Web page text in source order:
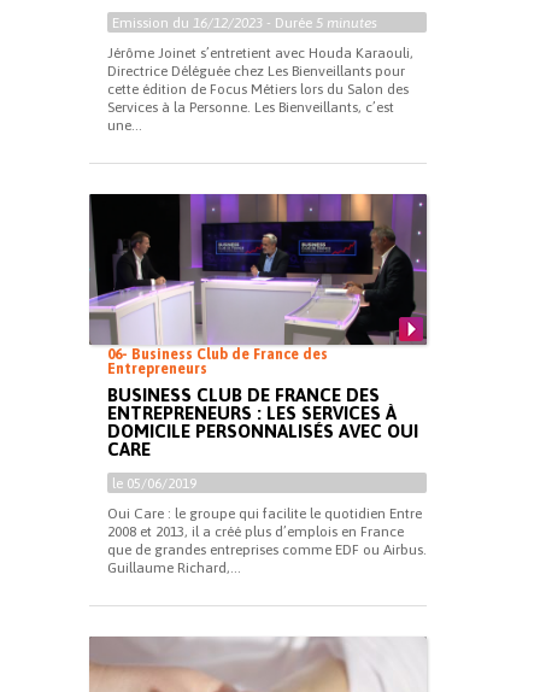
Emission du 16/12/2023 - Durée 5 minutes
Jérôme Joinet s’entretient avec Houda Karaouli,
Directrice Déléguée chez Les Bienveillants pour
cette édition de Focus Métiers lors du Salon des
Services à la Personne. Les Bienveillants, c’est
une...
06- Business Club de France des
Entrepreneurs
BUSINESS CLUB DE FRANCE DES
ENTREPRENEURS : LES SERVICES À
DOMICILE PERSONNALISÉS AVEC OUI
CARE
le 05/06/2019
Oui Care : le groupe qui facilite le quotidien Entre
2008 et 2013, il a créé plus d’emplois en France
que de grandes entreprises comme EDF ou Airbus.
Guillaume Richard,...